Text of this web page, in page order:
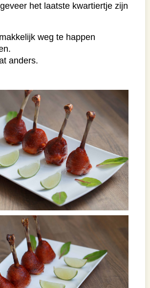
het laatste kwartiertje zijn
weg te happen
anders.